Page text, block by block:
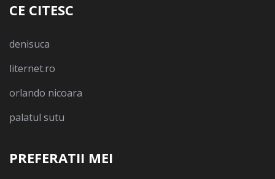
CE CITESC
denisuca
liternet.ro
orlando nicoara
palatul sutu
PREFERATII MEI